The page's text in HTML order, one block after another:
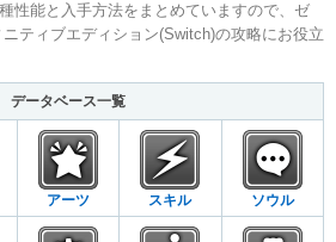
性能と入手方法をまとめていますので、ゼ
ティブエディション(Switch)の攻略にお役立
データベース一覧
アーツ スキル ソウル